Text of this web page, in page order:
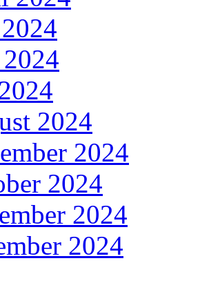
2024
2024
2024
2024
2024